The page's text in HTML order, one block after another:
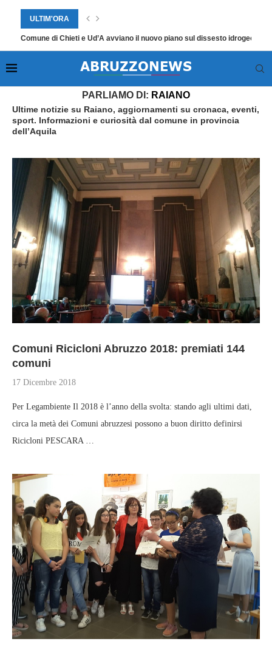
ULTIM'ORA
Comune di Chieti e Ud’A avviano il nuovo piano sul dissesto
Home Pagina 3
PARLIAMO DI: RAIANO
Ultime notizie su Raiano, aggiornamenti su cronaca, eventi,
sport. Informazioni e curiosità dal comune in provincia
dell’Aquila
Comuni Ricicloni Abruzzo 2018: premiati 144
comuni
17 Dicembre 2018
Per Legambiente Il 2018 è l’anno della svolta: stando agli ultimi dati,
circa la metà dei Comuni abruzzesi possono a buon diritto definirsi
Ricicloni PESCARA …